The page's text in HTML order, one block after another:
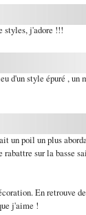
styles, j'adore !!!
d'un style épuré ,
un poil un plus
sur la basse
En retrouve
j'aime !